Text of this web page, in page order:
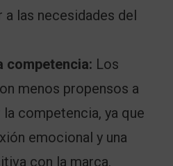
a las necesidades del
competencia: Los
menos propensos a
competencia, ya que
emocional y una
con la marca.